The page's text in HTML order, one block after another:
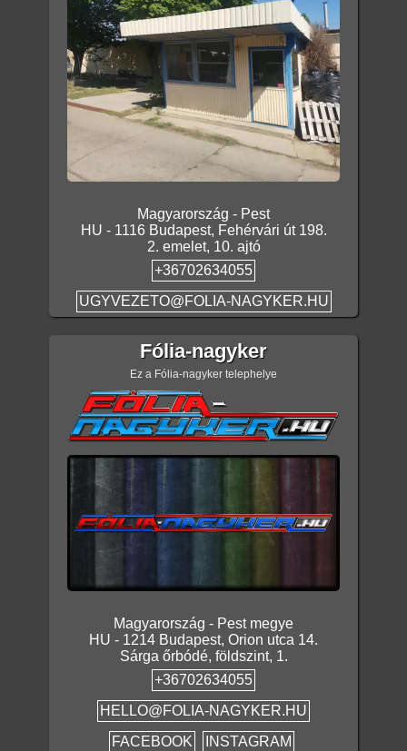
Magyarország - Pest
HU - 1116 Budapest, Fehérvári út 198.
2. emelet, 10. ajtó
+36702634055
UGYVEZETO@FOLIA-NAGYKER.HU
Fólia-nagyker
Ez a Fólia-nagyker telephelye
Magyarország - Pest megye
HU - 1214 Budapest, Orion utca 14.
Sárga őrbódé, földszint, 1.
+36702634055
HELLO@FOLIA-NAGYKER.HU
FACEBOOK
INSTAGRAM